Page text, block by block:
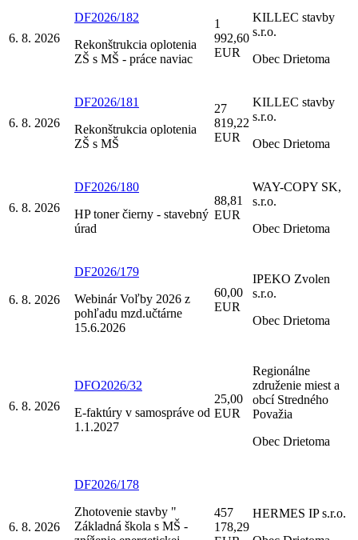
6. 8. 2026
DF2026/182
Rekonštrukcia oplotenia
ZŠ s MŠ - práce naviac
1
992,60
EUR
KILLEC stavby
s.r.o.
Obec Drietoma
6. 8. 2026
DF2026/181
Rekonštrukcia oplotenia
ZŠ s MŠ
27
819,22
EUR
KILLEC stavby
s.r.o.
Obec Drietoma
6. 8. 2026
DF2026/180
HP toner čierny - stavebný
úrad
88,81
EUR
WAY-COPY SK,
s.r.o.
Obec Drietoma
6. 8. 2026
DF2026/179
Webinár Voľby 2026 z
pohľadu mzd.učtárne
15.6.2026
60,00
EUR
IPEKO Zvolen
s.r.o.
Obec Drietoma
6. 8. 2026
DFO2026/32
E-faktúry v samospráve od
1.1.2027
25,00
EUR
Regionálne
združenie miest a
obcí Stredného
Považia
Obec Drietoma
6. 8. 2026
DF2026/178
Zhotovenie stavby "
Základná škola s MŠ -
457
178,29
HERMES IP s.r.o.